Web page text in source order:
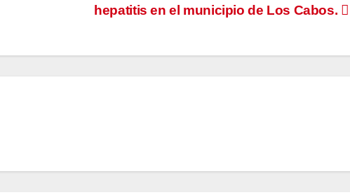
hepatitis en el municipio de Los Cabos.